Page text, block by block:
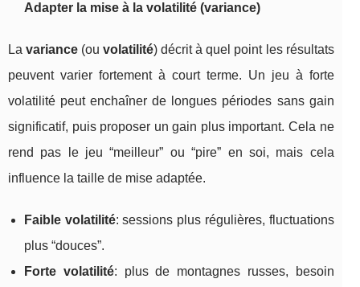
Adapter la mise à la volatilité (variance)
Lavariance (ouvolatilité) décrit à quel point les résultats
peuvent varier fortement à court terme. Un jeu à forte
volatilité peut enchaîner de longues périodes sans gain
significatif, puis proposer un gain plus important. Cela ne
rend pas le jeu “meilleur” ou “pire” en soi, mais cela
influence la taille de mise adaptée.
Faible volatilité: sessions plus régulières, fluctuations
plus “douces”.
Forte volatilité: plus de montagnes russes, besoin